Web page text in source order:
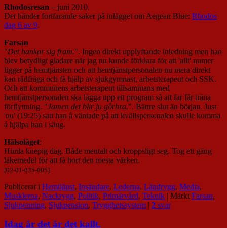
Rhodosresan – juni 2010.
Det händer fortfarande saker på inlägget om Aegean Blue: Rhodos
dag 6 av 9.
Farsan
"Det hankar sig fram.". Ingen direkt upplyftande inledning men han
blev betydligt gladare när jag nu kunde förklara för att 'allt' numer
ligger på hemtjänsten och att hemtjänstpersonalen nu mera direkt
kan rådfråga och få hjälp av sjukgymnast, arbetsterapeut och SSK.
Och att kommunens arbetsterapeut tillsammans med
hemtjänstpersonalen ska lägga upp ett program så att far får träna
förflyttning. "Jamen det blir ju gôrbra.". Bättre slut än början. Just
'nu' (19:25) satt han å väntade på att kvällspersonalen skulle komma
å hjälpa han i säng.
Hälsoläget:
Himla knepig dag. Både mentalt och kroppsligt seg. Tog ett gäng
läkemedel för att få bort den mesta värken.
[02-01-035-005]
Publicerat i Hemtjänst, Insändare, Lederna, Ländrygg, Media,
Musklerna, Nackrygg, Politik, Primärvård, Teknik | Märkt Farsan,
Sjukpenning, Sjukpension, Trygghetssystem | 2 svar
Idag är det är det kallt.